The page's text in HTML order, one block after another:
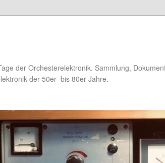
der Orchesterelektronik. Sammlung,
der 50er- bis 80er Jahre.